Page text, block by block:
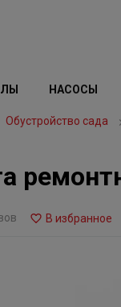
НАСОСЫ
Обустройство сада
В избранное